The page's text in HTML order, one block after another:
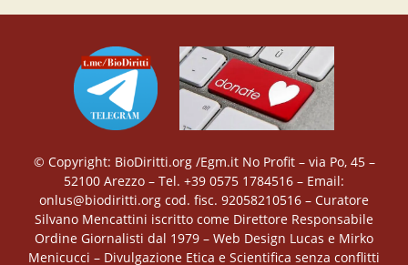
© Copyright: BioDiritti.org /Egm.it No Profit – via Po, 45 –
52100 Arezzo – Tel. +39 0575 1784516 – Email:
onlus@biodiritti.org cod. fisc. 92058210516 – Curatore
Silvano Mencattini iscritto come Direttore Responsabile
Ordine Giornalisti dal 1979 – Web Design Lucas e Mirko
Menicucci – Divulgazione Etica e Scientifica senza conflitti